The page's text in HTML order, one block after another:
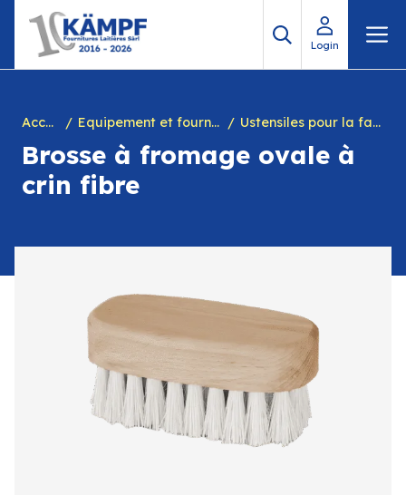
contenu
Login
Accueil Equipement et fournitures pour fromagerie Ustensiles pour la fabrication
Brosse à fromage ovale à
crin fibre